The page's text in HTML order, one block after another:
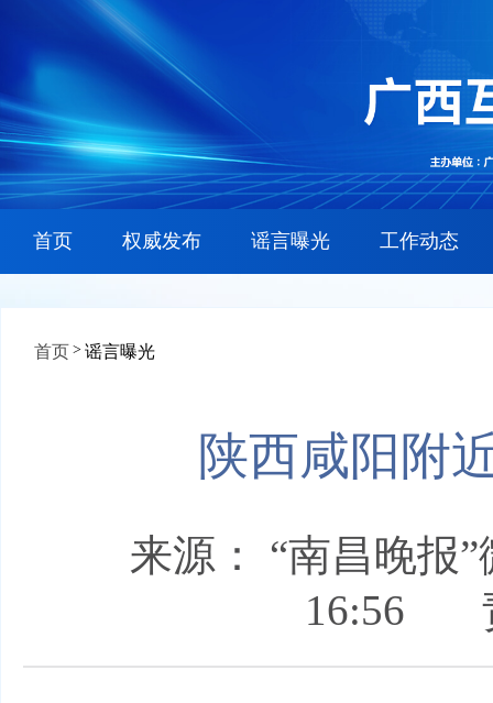
首页 权威发布 谣言曝光 工作动态
首页 > 谣言曝光
陕西咸阳附
来源： “南昌晚报
16:56